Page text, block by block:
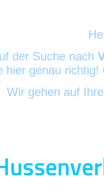
der Suche nach
hier genau
Wir gehen auf Ihre